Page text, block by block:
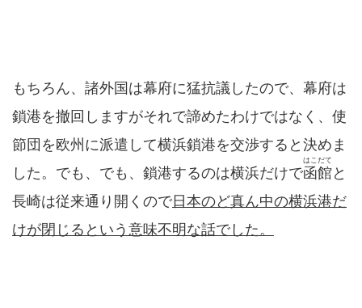
もちろん、諸外国は幕府に猛抗議したので、幕府は
鎖港を撤回しますがそれで諦めたわけではなく、使
節団を欧州に派遣して横浜鎖港を交渉すると決めま
した。でも、でも、鎖港するのは横浜だけで函館
はこだて
と
長崎は従来通り開くので日本のど真ん中の横浜港だ
けが閉じるという意味不明な話でした。